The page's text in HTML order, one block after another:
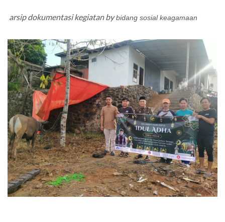
arsip dokumentasi kegiatan bybidang sosial keagamaan